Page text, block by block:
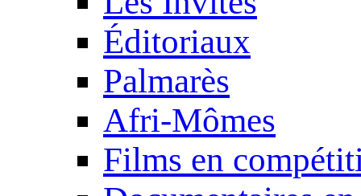
Éditoriaux
Palmarès
Afri-Mômes
Films en